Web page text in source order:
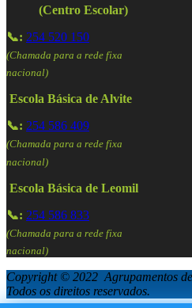
(Centro Escolar)
📞: 254 520 150
(Chamada para a rede fixa
nacional)
Escola Básica de Alvite
📞: 254 586 409
(Chamada para a rede fixa
nacional)
Escola Básica de Leomil
📞: 254 586 833
(Chamada para a rede fixa
nacional)
Copyright © 2022 Agrupamentos
Todos os direitos reservados.